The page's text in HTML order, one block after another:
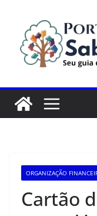
conteúdo
ORGANIZAÇÃO
Cartão